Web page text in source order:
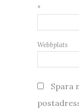
*
Webbplats
Spara